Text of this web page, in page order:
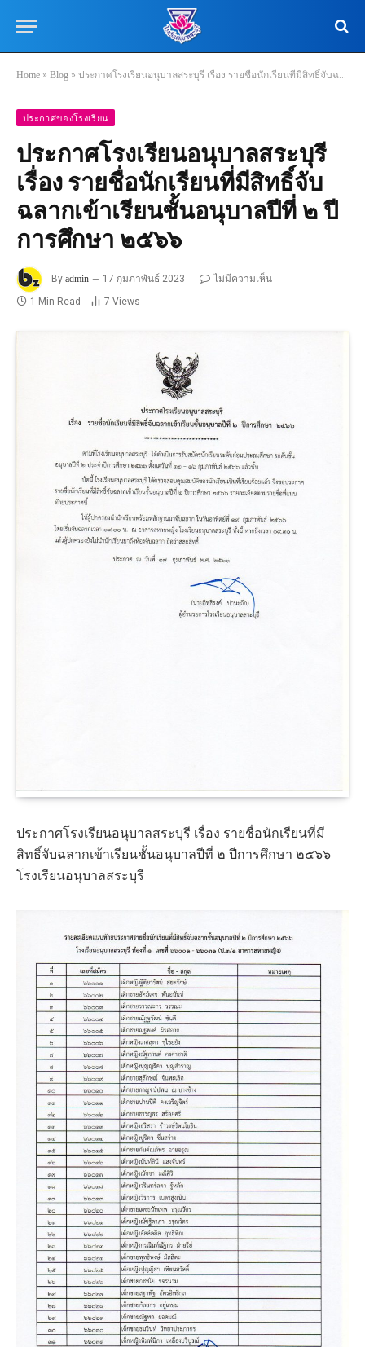
Home » Blog » ประกาศโรงเรียนอนุบาลสระบุรี เรื่อง รายชื่อนักเรียนที่มีสิทธิ์จับฉลากเข้าเรียนชั้นอนุบาลปีที่ ๒ ปีการศึกษา ๒๕๖๖
ประกาศของโรงเรียน
ประกาศโรงเรียนอนุบาลสระบุรี
เรื่อง รายชื่อนักเรียนที่มีสิทธิ์จับ
ฉลากเข้าเรียนชั้นอนุบาลปีที่ ๒ ปี
การศึกษา ๒๕๖๖
By admin 17 กุมภาพันธ์ 2023
ไม่มีความเห็น
1 Min Read
7 Views
ประกาศโรงเรียนอนุบาลสระบุรี เรื่อง รายชื่อนักเรียนที่มี
สิทธิ์จับฉลากเข้าเรียนชั้นอนุบาลปีที่ ๒ ปีการศึกษา ๒๕๖๖
โรงเรียนอนุบาลสระบุรี